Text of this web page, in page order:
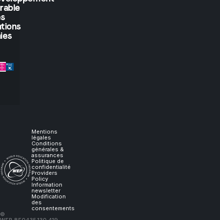
Mentions
légales
Conditions
générales &
assurances
Politique de
confidentialité
Providers
Policy
Information
newsletter
Modification
des
consentements
©
you
let
me
will
learn."